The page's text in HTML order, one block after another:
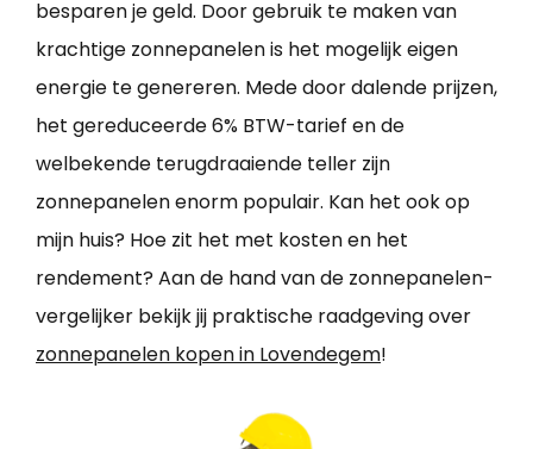
besparen je geld. Door gebruik te maken van
krachtige zonnepanelen is het mogelijk eigen
energie te genereren. Mede door dalende prijzen,
het gereduceerde 6% BTW-tarief en de
welbekende terugdraaiende teller zijn
zonnepanelen enorm populair. Kan het ook op
mijn huis? Hoe zit het met kosten en het
rendement? Aan de hand van de zonnepanelen-
vergelijker bekijk jij praktische raadgeving over
zonnepanelen kopen in Lovendegem!